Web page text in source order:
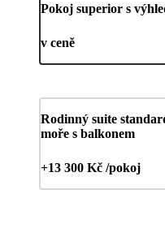
Pokoj superior s
v ceně
Rodinný suite
moře s balkonem
+13 300 Kč /pokoj